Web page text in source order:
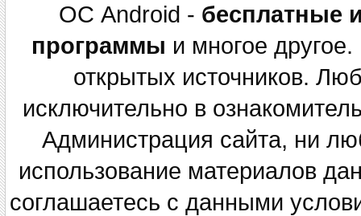
ОС Android - бесплатные
программы и многое
открытых источников.
исключительно в
Администрация сайта, ни
использование материалов
соглашаетесь с данными